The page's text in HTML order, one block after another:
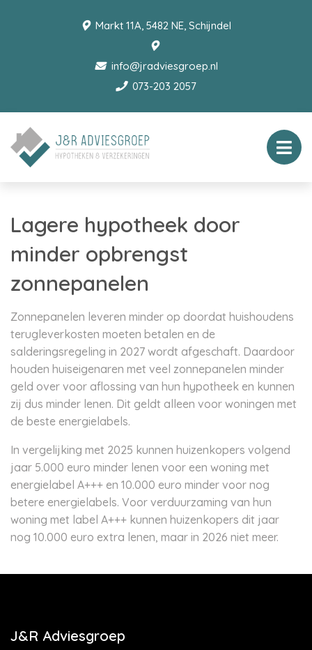
Markt 11A, 5482 NE, Schijndel
info@jradviesgroep.nl
073-203 2057
Lagere hypotheek door
minder opbrengst
zonnepanelen
Zonnepanelen leveren minder op doordat huishoudens
terugleverkosten moeten betalen en de
salderingsregeling in 2027 wordt afgeschaft. Daardoor
houden huiseigenaren met veel zonnepanelen minder
geld over voor aflossing van hun hypotheek en kunnen
zij dus minder lenen. Dit geldt alleen voor woningen met
de beste energielabels.
In vergelijking met 2025 kunnen huizenkopers volgend
jaar 5.000 euro minder lenen voor een woning met
energielabel A+++ en 10.000 euro minder voor nog
betere energielabels. Voor verduurzaming van hun
woning met label A+++ kunnen huizenkopers dit jaar
nog 10.000 euro extra lenen, maar in 2026 niet meer.
J&R Adviesgroep